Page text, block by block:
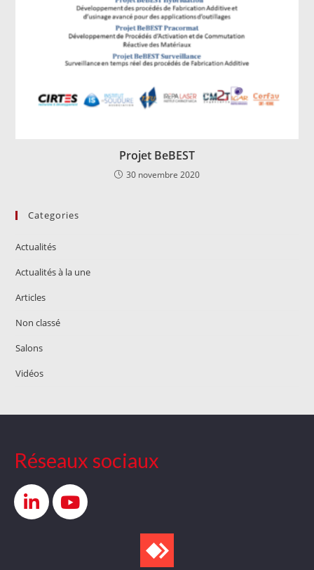
Projet BeBEST
30 novembre 2020
Categories
Actualités
Actualités à la une
Articles
Non classé
Salons
Vidéos
Réseaux sociaux